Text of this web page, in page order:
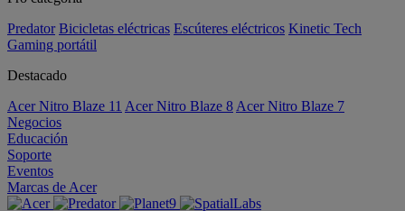
Predator Bicicletas eléctricas Escúteres eléctricos Kinetic Tech
Gaming portátil
Destacado
Acer Nitro Blaze 11 Acer Nitro Blaze 8 Acer Nitro Blaze 7
Negocios
Educación
Soporte
Eventos
Marcas de Acer